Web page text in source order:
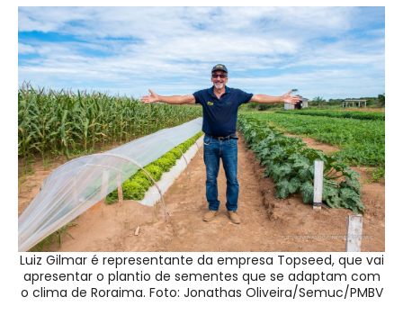
Luiz Gilmar é representante da empresa Topseed, que vai
apresentar o plantio de sementes que se adaptam com
o clima de Roraima. Foto: Jonathas Oliveira/Semuc/PMBV